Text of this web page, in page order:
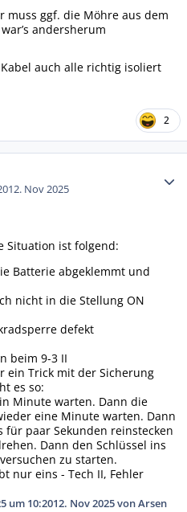
muss ggf. die Möhre aus dem
andersherum
auch alle richtig isoliert
2
12. Nov 2025
Situation ist folgend:
Batterie abgeklemmt und
nicht in die Stellung ON
defekt
beim 9-3 II
ein Trick mit der Sicherung
es so:
Minute warten. Dann die
eine Minute warten. Dann
für paar Sekunden reinstecken
Dann den Schlüssel ins
zu starten.
nur eins - Tech II, Fehler
um 10:2012. Nov 2025von Arsen